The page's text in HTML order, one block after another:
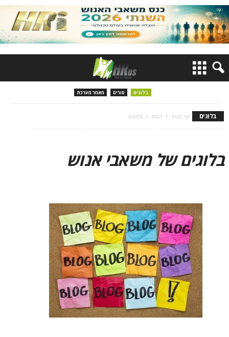
בלוגים טורים מאמר מערכת
בלוגים דף הבית דעות בלוגים
בלוגים של משאבי אנוש